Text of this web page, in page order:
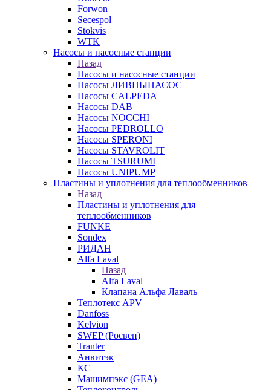
Forwon
Secespol
Stokvis
WTK
Насосы и насосные станции
Назад
Насосы и насосные станции
Насосы ЛИВНЫНАСОС
Насосы CALPEDA
Насосы DAB
Насосы NOCCHI
Насосы PEDROLLO
Насосы SPERONI
Насосы STAVROLIT
Насосы TSURUMI
Насосы UNIPUMP
Пластины и уплотнения для теплообменников
Назад
Пластины и уплотнения для
теплообменников
FUNKE
Sondex
РИДАН
Alfa Laval
Назад
Alfa Laval
Клапана Альфа Лаваль
Теплотекс APV
Danfoss
Kelvion
SWEP (Росвеп)
Tranter
Анвитэк
КС
Машимпэкс (GEA)